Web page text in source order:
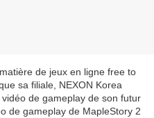
de jeux en ligne free to
sa filiale, NEXON Korea
de gameplay de son futur
de gameplay de MapleStory 2